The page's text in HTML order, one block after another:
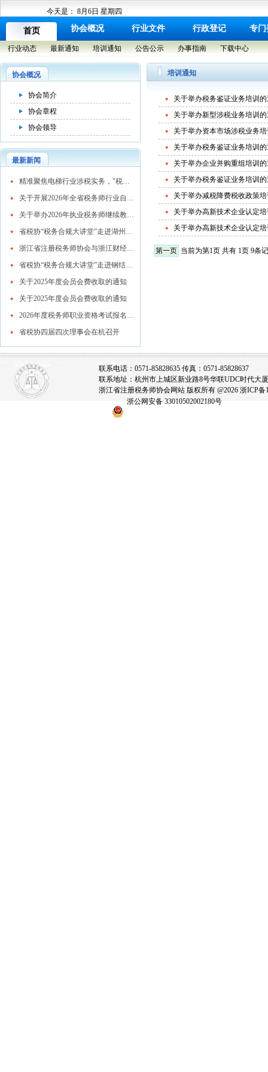
今天是： 8月6日 星期四
首页 协会概况 行业文件 行政登记 专门
行业动态 最新通知 培训通知 公告公示 办事指南 下载中心
协会概况
协会简介
协会章程
协会领导
最新新闻
​精准聚焦电梯行业涉税实务，"税务合规大讲堂"走进湖州市电梯行业协会
关于开展2026年全省税务师行业自律检查工作的通知
关于举办2026年执业税务师继续教育网络培训班的通知
省税协“税务合规大讲堂”走进湖州混凝土行业
浙江省注册税务师协会与浙江财经大学续签战略合作协议 共育高素质税务人才
省税协“税务合规大讲堂”走进钢结构行业协会精准赋能企业高质量发展
关于2025年度会员会费收取的通知
关于2025年度会员会费收取的通知
2026年度税务师职业资格考试报名公告
省税协四届四次理事会在杭召开
培训通知
关于举办税务鉴证业务培训
关于举办新型涉税业务培训
关于举办资本市场涉税业务
关于举办税务鉴证业务培训
关于举办企业并购重组培训
关于举办税务鉴证业务培训
关于举办减税降费税收政策
关于举办高新技术企业认定
关于举办高新技术企业认定
第一页 当前为第1页 共有 1页 9条
联系电话：0571-85828635 传真：0571-85828637
联系地址：杭州市上城区新业路8号华联UDC时代大
浙江省注册税务师协会网站 版权所有 @2026 浙ICP备
浙公网安备 33010502002180号